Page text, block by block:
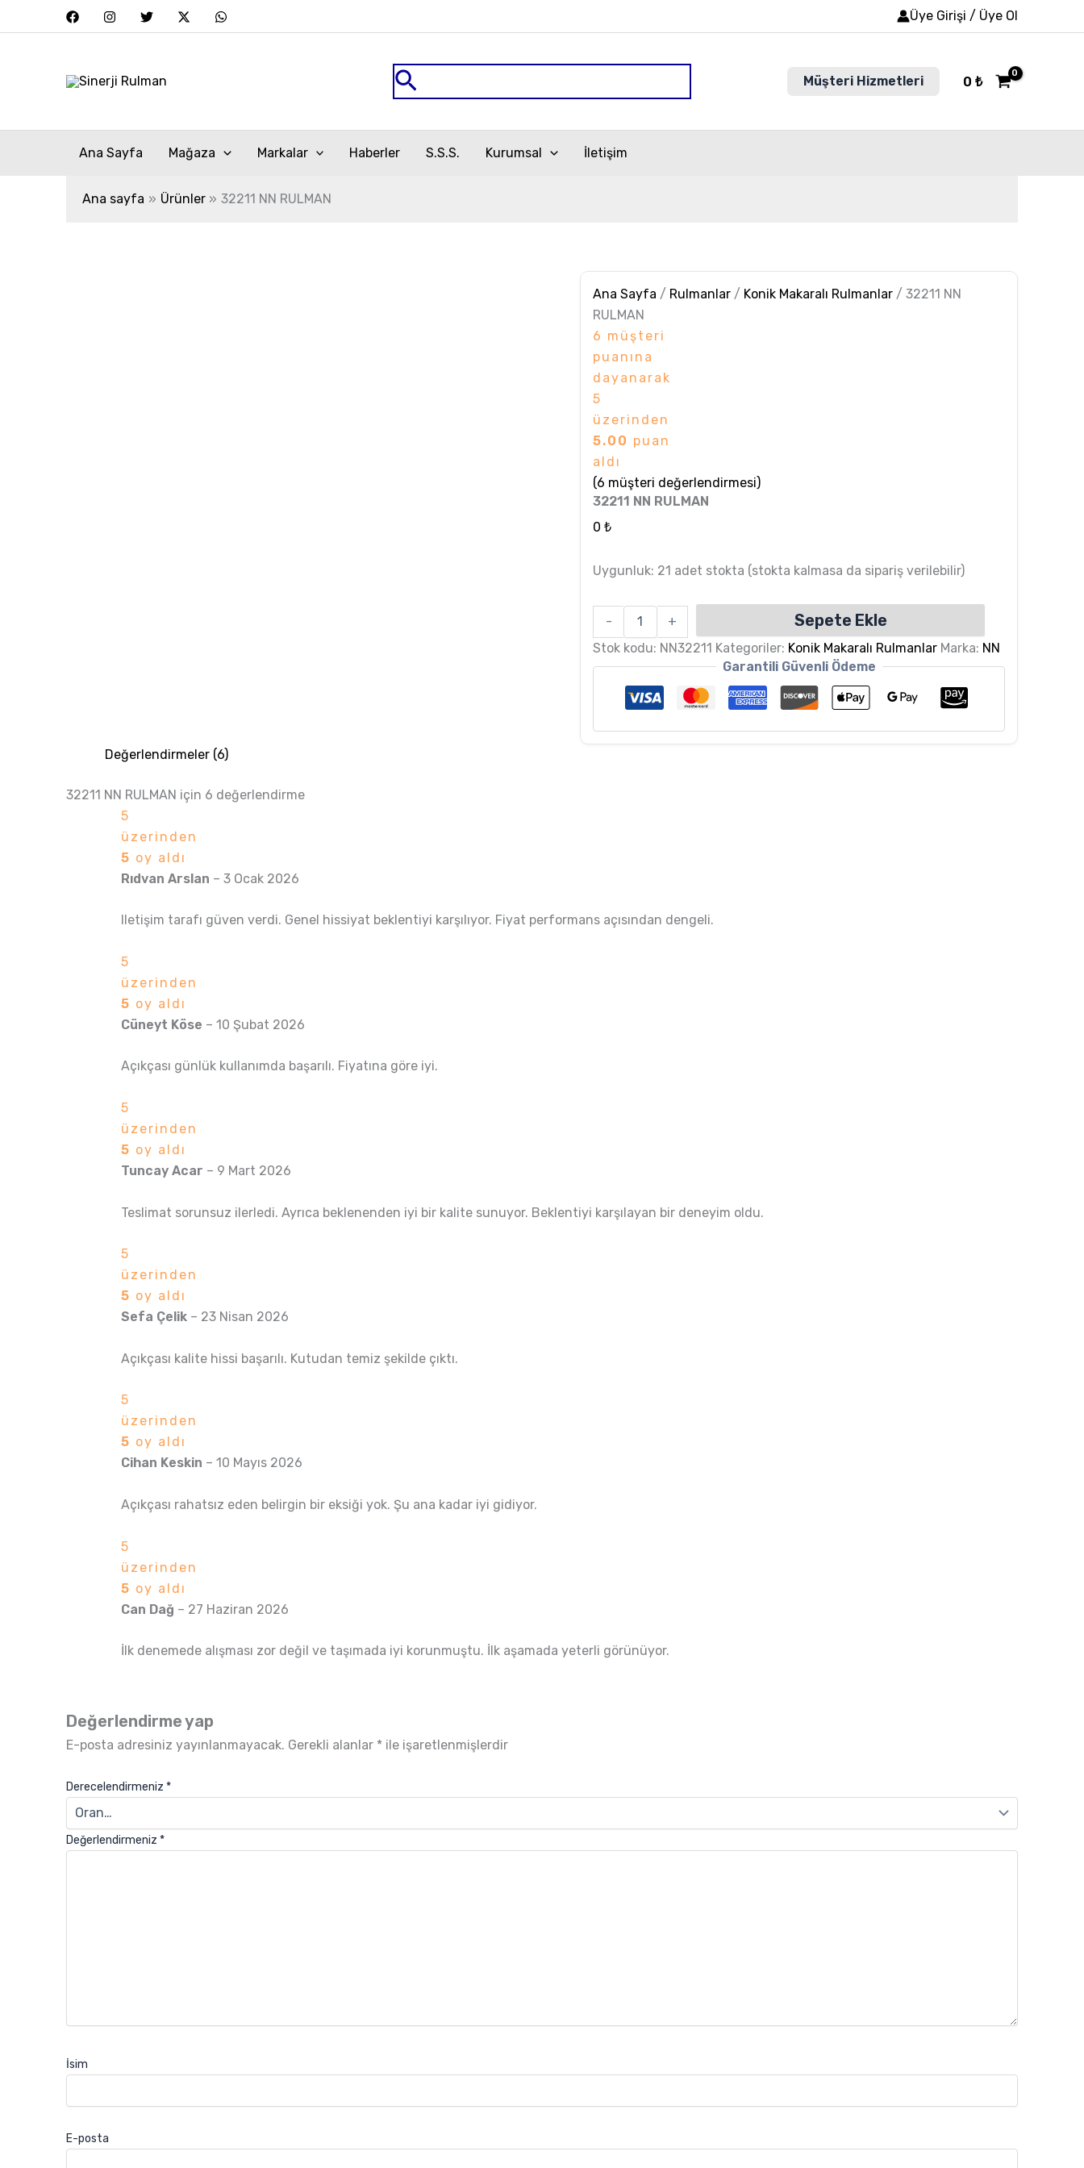
atla
Üye Girişi / Üye Ol
Arama Müşteri Hizmetleri 0 ₺
Ana Sayfa Mağaza Markalar Haberler S.S.S. Kurumsal İletişim
Ana sayfa Ürünler 32211 NN RULMAN
Ana Sayfa / Rulmanlar / Konik Makaralı Rulmanlar / 32211 NN
RULMAN
6 müşteri
puanına
dayanarak
5
üzerinden
5.00 puan
aldı
(6 müşteri değerlendirmesi)
32211 NN RULMAN
0₺
Uygunluk: 21 adet stokta (stokta kalmasa da sipariş verilebilir)
- + Sepete Ekle
Stok kodu: NN32211 Kategoriler: Konik Makaralı Rulmanlar Marka: NN
Garantili Güvenli Ödeme
Değerlendirmeler (6)
32211 NN RULMAN için 6 değerlendirme
5
üzerinden
5 oy aldı
Rıdvan Arslan – 3 Ocak 2026
Iletişim tarafı güven verdi. Genel hissiyat beklentiyi karşılıyor. Fiyat performans açısından dengeli.
5
üzerinden
5 oy aldı
Cüneyt Köse – 10 Şubat 2026
Açıkçası günlük kullanımda başarılı. Fiyatına göre iyi.
5
üzerinden
5 oy aldı
Tuncay Acar – 9 Mart 2026
Teslimat sorunsuz ilerledi. Ayrıca beklenenden iyi bir kalite sunuyor. Beklentiyi karşılayan bir deneyim oldu.
5
üzerinden
5 oy aldı
Sefa Çelik – 23 Nisan 2026
Açıkçası kalite hissi başarılı. Kutudan temiz şekilde çıktı.
5
üzerinden
5 oy aldı
Cihan Keskin – 10 Mayıs 2026
Açıkçası rahatsız eden belirgin bir eksiği yok. Şu ana kadar iyi gidiyor.
5
üzerinden
5 oy aldı
Can Dağ – 27 Haziran 2026
İlk denemede alışması zor değil ve taşımada iyi korunmuştu. İlk aşamada yeterli görünüyor.
Değerlendirme yap
E-posta adresiniz yayınlanmayacak. Gerekli alanlar * ile işaretlenmişlerdir
Derecelendirmeniz *
Değerlendirmeniz *
İsim
E-posta